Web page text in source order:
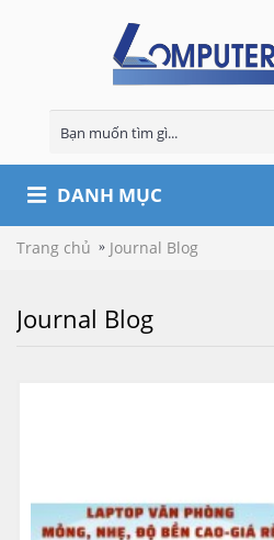
DANH MỤC
Trang chủ Journal Blog
Journal Blog